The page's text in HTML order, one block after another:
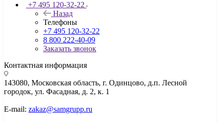
+7 495 120-32-22
Назад
Телефоны
+7 495 120-32-22
8 800 222-40-09
Заказать звонок
Контактная информация
143080, Mосковская область, г. Одинцово, д.п. Лесной
городок, ул. Фасадная, д. 2, к. 1
E-mail: zakaz@samgrupp.ru